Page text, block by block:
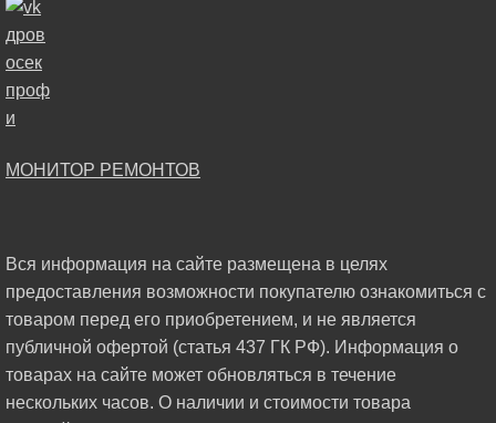
МОНИТОР РЕМОНТОВ
Вся информация на сайте размещена в целях
предоставления возможности покупателю ознакомиться с
товаром перед его приобретением, и не является
публичной офертой (статья 437 ГК РФ). Информация о
товарах на сайте может обновляться в течение
нескольких часов. О наличии и стоимости товара